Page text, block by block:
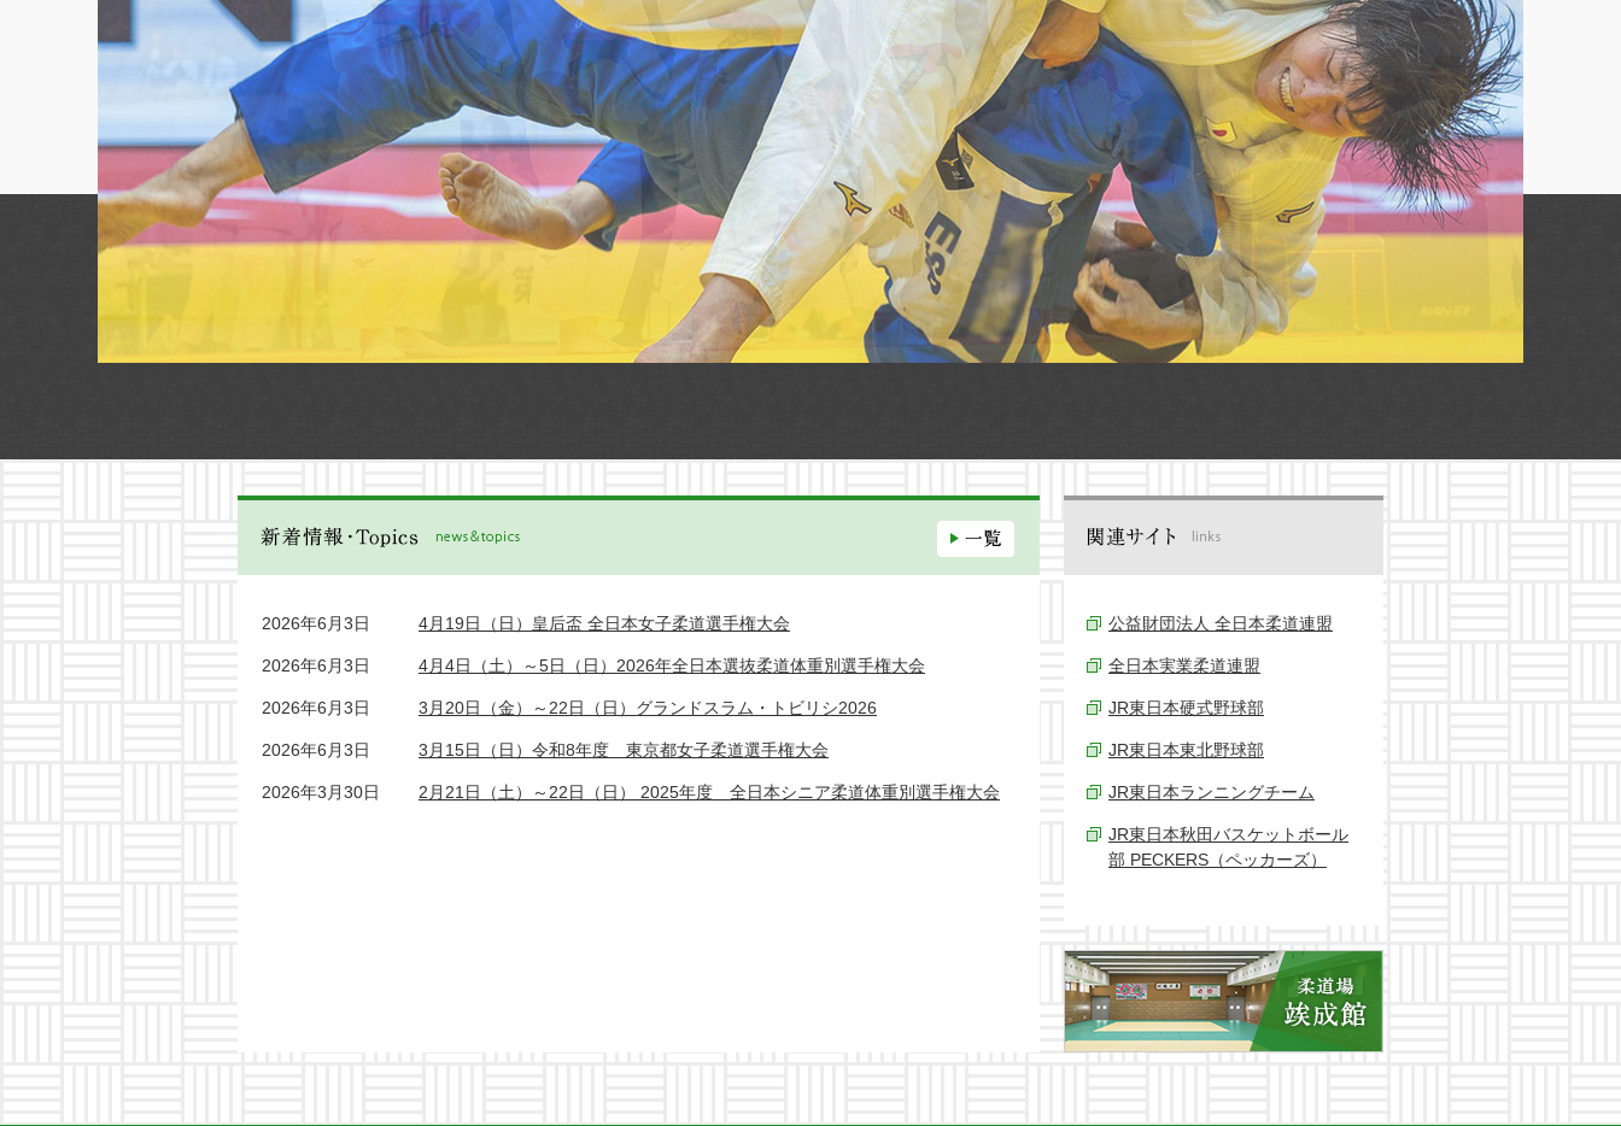
2026年6月3日 4月19日（日）皇后盃 全日本女子柔道選手権大会
2026年6月3日 4月4日（土）～5日（日）2026年全日本選抜柔道体重別選手権大会
2026年6月3日 3月20日（金）～22日（日）グランドスラム・トビリシ2026
2026年6月3日 3月15日（日）令和8年度 東京都女子柔道選手権大会
2026年3月30日 2月21日（土）～22日（日） 2025年度 全日本シニア柔道体重別選手権大会
公益財団法人 全日本柔道連盟
全日本実業柔道連盟
JR東日本硬式野球部
JR東日本東北野球部
JR東日本ランニングチーム
JR東日本秋田バスケットボール
部 PECKERS（ペッカーズ）